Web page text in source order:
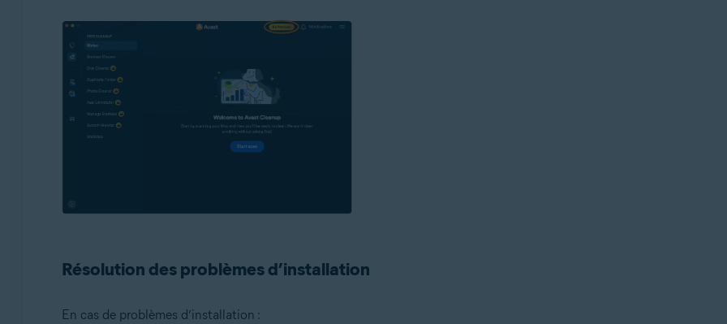
Résolution des problèmes d’installation
En cas de problèmes d’installation :